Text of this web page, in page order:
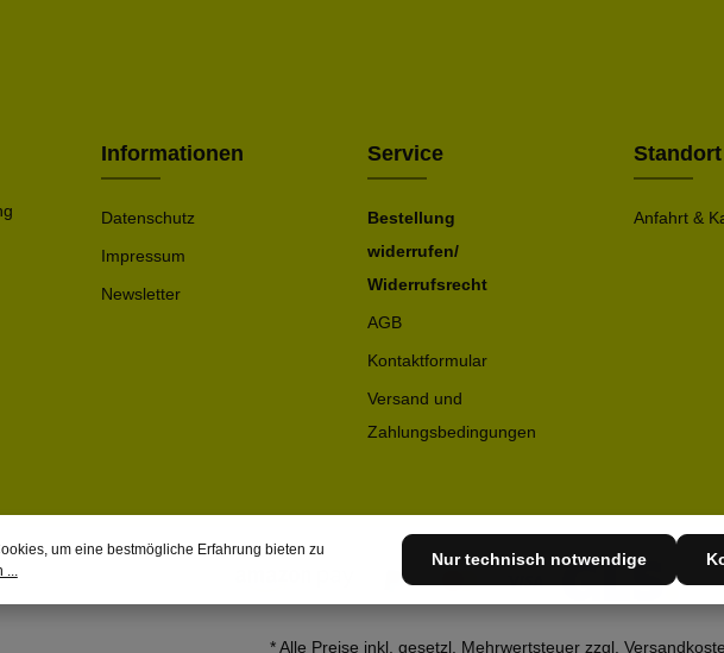
Informationen
Datenschutz
Impressum
Newsletter
Service
Bestellung
widerrufen/
Widerrufsrecht
AGB
Kontaktformular
Versand und
Zahlungsbedingungen
Standort
Anfahrt &
* Alle Preise inkl. gesetzl. Mehrwertsteuer zzgl.
um eine bestmögliche Erfahrung bieten zu
Nur technisch notwendige